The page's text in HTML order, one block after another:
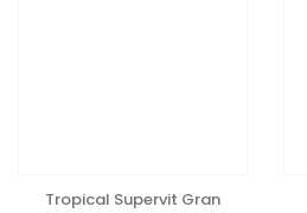
Tropical Supervit Gran